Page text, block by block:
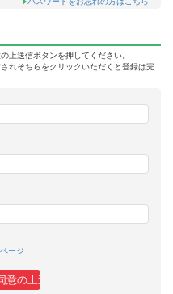
上送信ボタンを押してください。
れそちらをクリックいただくと登録は完
ージ